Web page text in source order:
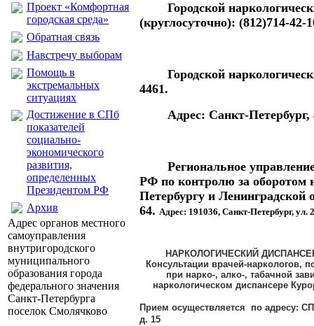
Проект «Комфортная
городская среда»
Обратная связь
Навстречу выборам
Помощь в
экстремальных
ситуациях
Достижение в СПб
показателей
социально-
экономического
развития,
определенных
Президентом РФ
Архив
Адрес органов местного
самоуправления
внутригородского
муниципального
образования города
федерального значения
Санкт-Петербурга
поселок Смолячково
Городской
(круглосуточно): (812)714-42-
Городской
4461.
Адрес: Санкт-
Региональное
РФ по контролю за оборотом
Петербургу и Ленинградской
64. Адрес: 191036, Санкт-Петербург, ул.
НАРКОЛОГИЧЕСКИЙ
Консультации врачей-наркологов,
при нарко-, алко-, табачной
наркологическом диспансере
Прием осуществляется по адресу:
д. 15